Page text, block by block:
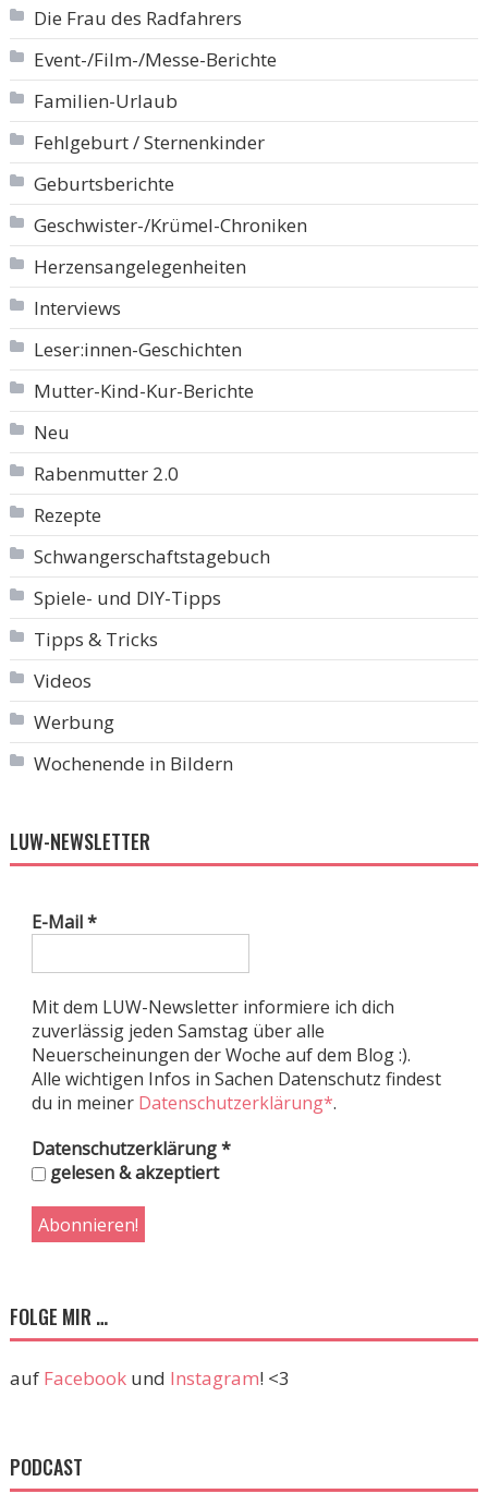
Die Frau des Radfahrers
Event-/Film-/Messe-Berichte
Familien-Urlaub
Fehlgeburt / Sternenkinder
Geburtsberichte
Geschwister-/Krümel-Chroniken
Herzensangelegenheiten
Interviews
Leser:innen-Geschichten
Mutter-Kind-Kur-Berichte
Neu
Rabenmutter 2.0
Rezepte
Schwangerschaftstagebuch
Spiele- und DIY-Tipps
Tipps & Tricks
Videos
Werbung
Wochenende in Bildern
LUW-NEWSLETTER
E-Mail*
Mit dem LUW-Newsletter informiere ich dich
zuverlässig jeden Samstag über alle
Neuerscheinungen der Woche auf dem Blog :).
Alle wichtigen Infos in Sachen Datenschutz findest
du in meiner Datenschutzerklärung*.
Datenschutzerklärung*
gelesen & akzeptiert
FOLGE MIR …
auf Facebookund Instagram! <3
PODCAST